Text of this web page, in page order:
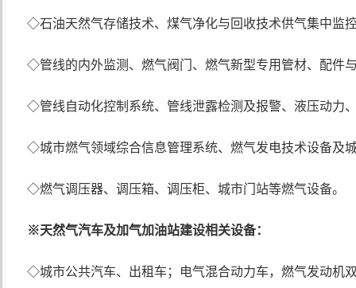
◇石油天然气存储技术、煤气净化与回收技术供气集中监
◇管线的内外监测、燃气阀门、燃气新型专用管材、配件
◇管线自动化控制系统、管线泄露检测及报警、液压动力
◇城市燃气领域综合信息管理系统、燃气发电技术设备及
◇燃气调压器、调压箱、调压柜、城市门站等燃气设备。
※天然气汽车及加气加油站建设相关设备：
◇城市公共汽车、出租车；电气混合动力车，燃气发动机